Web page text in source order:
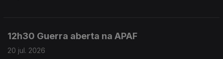
12h30 Guerra aberta na APAF
20 jul. 2026